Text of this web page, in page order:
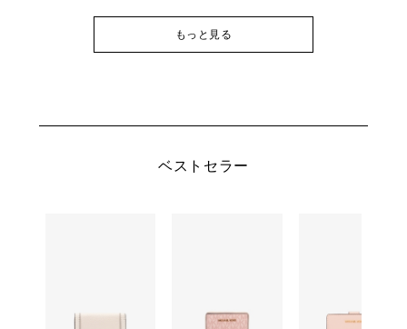
もっと見る
ベストセラー